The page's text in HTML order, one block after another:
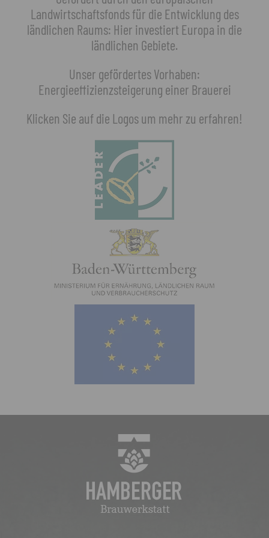
Landwirtschaftsfonds für die Entwicklung des
ländlichen Raums: Hier investiert Europa in die
ländlichen Gebiete.
Unser gefördertes Vorhaben:
Energieeffizienzsteigerung einer Brauerei
Klicken Sie auf die Logos um mehr zu erfahren!